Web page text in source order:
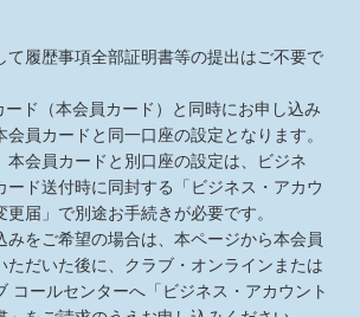
履歴事項全部証明書等の提出はご不要で
ド（本会員カード）と同時にお申し込み
会員カードと同一口座の設定となります。
本会員カードと別口座の設定は、ビジネ
ード送付時に同封する「ビジネス・アカウ
更届」で別途お手続きが必要です。
をご希望の場合は、本ページから本会員
ただいた後に、クラブ・オンラインまたは
コールセンターへ「ビジネス・アカウント